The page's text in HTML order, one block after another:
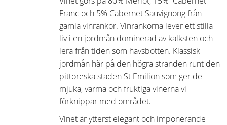
Franc och 5% Cabernet Sauvignong från
gamla vinrankor. Vinrankorna lever ett stilla
liv i en jordmån dominerad av kalksten och
lera från tiden som havsbotten. Klassisk
jordmån här på den högra stranden runt den
pittoreska staden St Emilion som ger de
mjuka, varma och fruktiga vinerna vi
förknippar med området.
Vinet är ytterst elegant och imponerande